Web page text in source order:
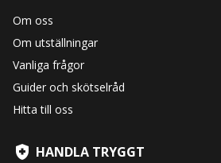
Om oss
Om utställningar
Vanliga frågor
Guider och skötselråd
Hitta till oss
HANDLA TRYGGT